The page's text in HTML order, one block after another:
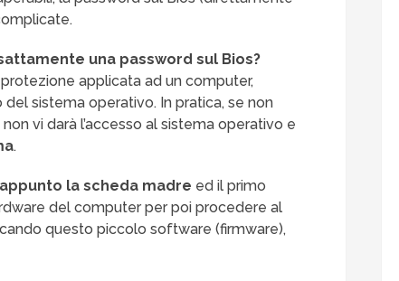
una password sul Bios?
applicata ad un computer,
sistema operativo. In pratica, se non
vi darà l’accesso al sistema operativo e
.
la scheda madre ed il primo
del computer per poi procedere al
questo piccolo software (firmware),